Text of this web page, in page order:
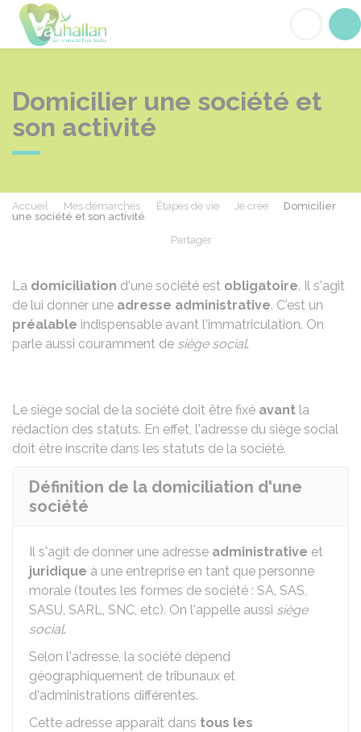
Domicilier une société et
son activité
Accueil Mes démarches Étapes de vie Je crée
Domicilier
une société et son activité
Partager
La domiciliation d'une société est obligatoire. Il s'agit
de lui donner une adresse administrative. C'est un
préalable indispensable avant l'immatriculation. On
parle aussi couramment de siège social.
Le siège social de la société doit être fixé avant la
rédaction des statuts. En effet, l'adresse du siège social
doit être inscrite dans les statuts de la société.
Définition de la domiciliation d'une
société
Il s'agit de donner une adresse administrative et
juridique à une entreprise en tant que personne
morale (toutes les formes de société : SA, SAS,
SASU, SARL, SNC, etc). On l'appelle aussi siège
social.
Selon l'adresse, la société dépend
géographiquement de tribunaux et
d'administrations différentes.
Cette adresse apparaît dans tous les